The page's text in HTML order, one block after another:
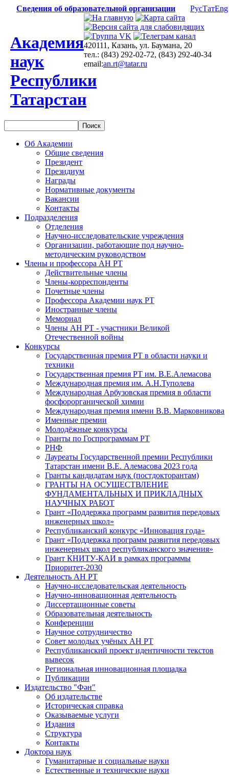
Сведения об образовательной организации РусТатEng
Академия
наук
Республики
Татарстан
420111, Казань, ул. Баумана, 20
тел.: (843) 292-02-72, (843) 292-40-34
email:an.rt@tatar.ru
Об Академии
Общие сведения
Президент
Президиум
Награды
Нормативные документы
Вакансии
Контакты
Подразделения
Отделения
Научно-исследовательские учреждения
Организации, работающие под научно-
методическим руководством
Члены и профессора АН РТ
Действительные члены
Члены-корреспонденты
Почетные члены
Профессора Академии наук РТ
Иностранные члены
Мемориал
Члены АН РТ - участники Великой
Отечественной войны
Конкурсы
Государственная премия РТ в области науки и
техники
Государственная премия РТ им. В.Е.Алемасова
Международная премия им. А.Н.Туполева
Международная Арбузовская премия в области
фосфорорганической химии
Международная премия имени В.В. Марковникова
Именные премии
Молодёжные конкурсы
Гранты по Госпрограммам РТ
РНФ
Лауреаты Государственной премии Республики
Татарстан имени В.Е. Алемасова 2023 года
Гранты кандидатам наук (постдокторантам)
ГРАНТЫ НА ОСУЩЕСТВЛЕНИЕ
ФУНДАМЕНТАЛЬНЫХ И ПРИКЛАДНЫХ
НАУЧНЫХ РАБОТ
Грант «Поддержка программ развития передовых
инженерных школ»
Республиканский конкурс «Инновация года»
Грант «Поддержка программ развития передовых
инженерных школ республиканского значения»
Грант КНИТУ-КАИ в рамках программы
Приоритет-2030
Деятельность АН РТ
Научно-исследовательская деятельность
Научно-инновационная деятельность
Диссертационные советы
Образовательная деятельность
Конференции
Научное сотрудничество
Совет молодых учёных АН РТ
Республиканский проект идентичности текстов
вывесок
Региональная инновационная площадка
Публикации
Издательство "Фән"
Об издательстве
Историческая справка
Оказываемые услуги
Издания
Структура
Контакты
Доктора наук
Гуманитарные и социальные науки
Естественные и технические науки